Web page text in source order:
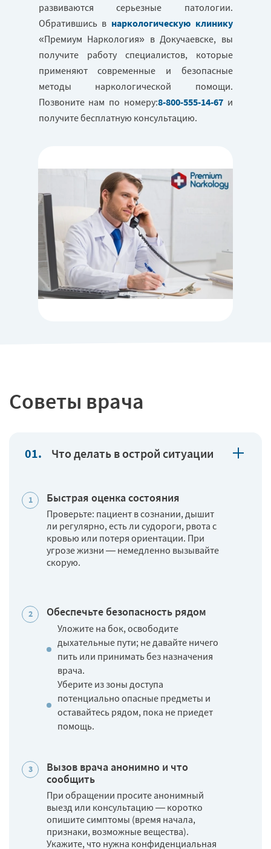
развиваются серьезные патологии.
Обратившись в наркологическую клинику
«Премиум Наркология» в Докучаевске, вы
получите работу специалистов, которые
применяют современные и безопасные
методы наркологической помощи.
Позвоните нам по номеру:8-800-555-14-67и
получите бесплатную консультацию.
Советы врача
Что делать в острой ситуации
Быстрая оценка состояния
Проверьте: пациент в сознании, дышит
ли регулярно, есть ли судороги, рвота с
кровью или потеря ориентации. При
угрозе жизни — немедленно вызывайте
скорую.
Обеспечьте безопасность рядом
Уложите на бок, освободите
дыхательные пути; не давайте ничего
пить или принимать без назначения
врача.
Уберите из зоны доступа
потенциально опасные предметы и
оставайтесь рядом, пока не приедет
помощь.
Вызов врача анонимно и что
сообщить
При обращении просите анонимный
выезд или консультацию — коротко
опишите симптомы (время начала,
признаки, возможные вещества).
Укажите, что нужна конфиденциальная